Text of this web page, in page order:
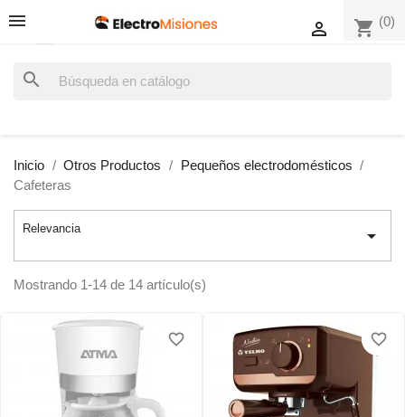
shopping_cart (0)

search
Inicio Otros Productos
Pequeños electrodomésticos
Cafeteras
Relevancia 
Mostrando 1-14 de 14 artículo(s)
favorite_border
favorite_border favorite_border
favorite_border